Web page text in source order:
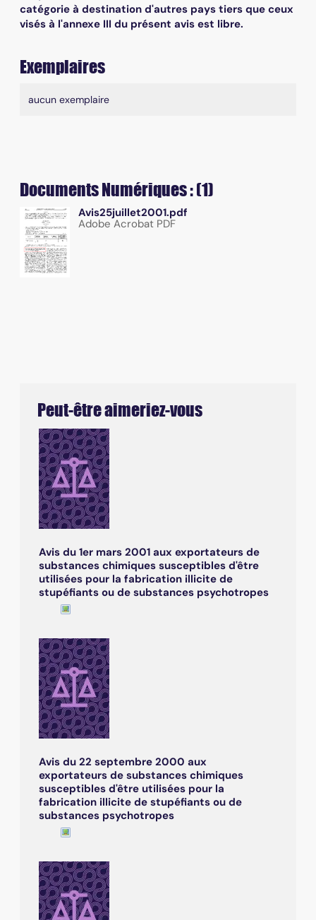
catégorie à destination d'autres pays tiers que ceux
visés à l'annexe III du présent avis est libre.
Exemplaires
aucun exemplaire
Documents Numériques : (1)
Avis25juillet2001.pdf
Adobe Acrobat PDF
Peut-être aimeriez-vous
Avis du 1er mars 2001 aux exportateurs de
substances chimiques susceptibles d'être
utilisées pour la fabrication illicite de
stupéfiants ou de substances psychotropes
Avis du 22 septembre 2000 aux
exportateurs de substances chimiques
susceptibles d'être utilisées pour la
fabrication illicite de stupéfiants ou de
substances psychotropes